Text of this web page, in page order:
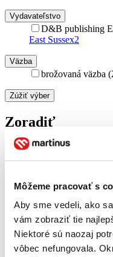
Môžeme pracovať s
Aby sme vedeli, ako
vám zobraziť tie
Niektoré sú naozaj
vôbec nefungovala.
Vydavateľstvo
D&B publishing
East Sussex2
Väzba
brožovaná väzba
Zúžiť výber
Zoradiť
Top hodnotené
Najdrahšie
Najlacnejšie
Najvyššia zľava